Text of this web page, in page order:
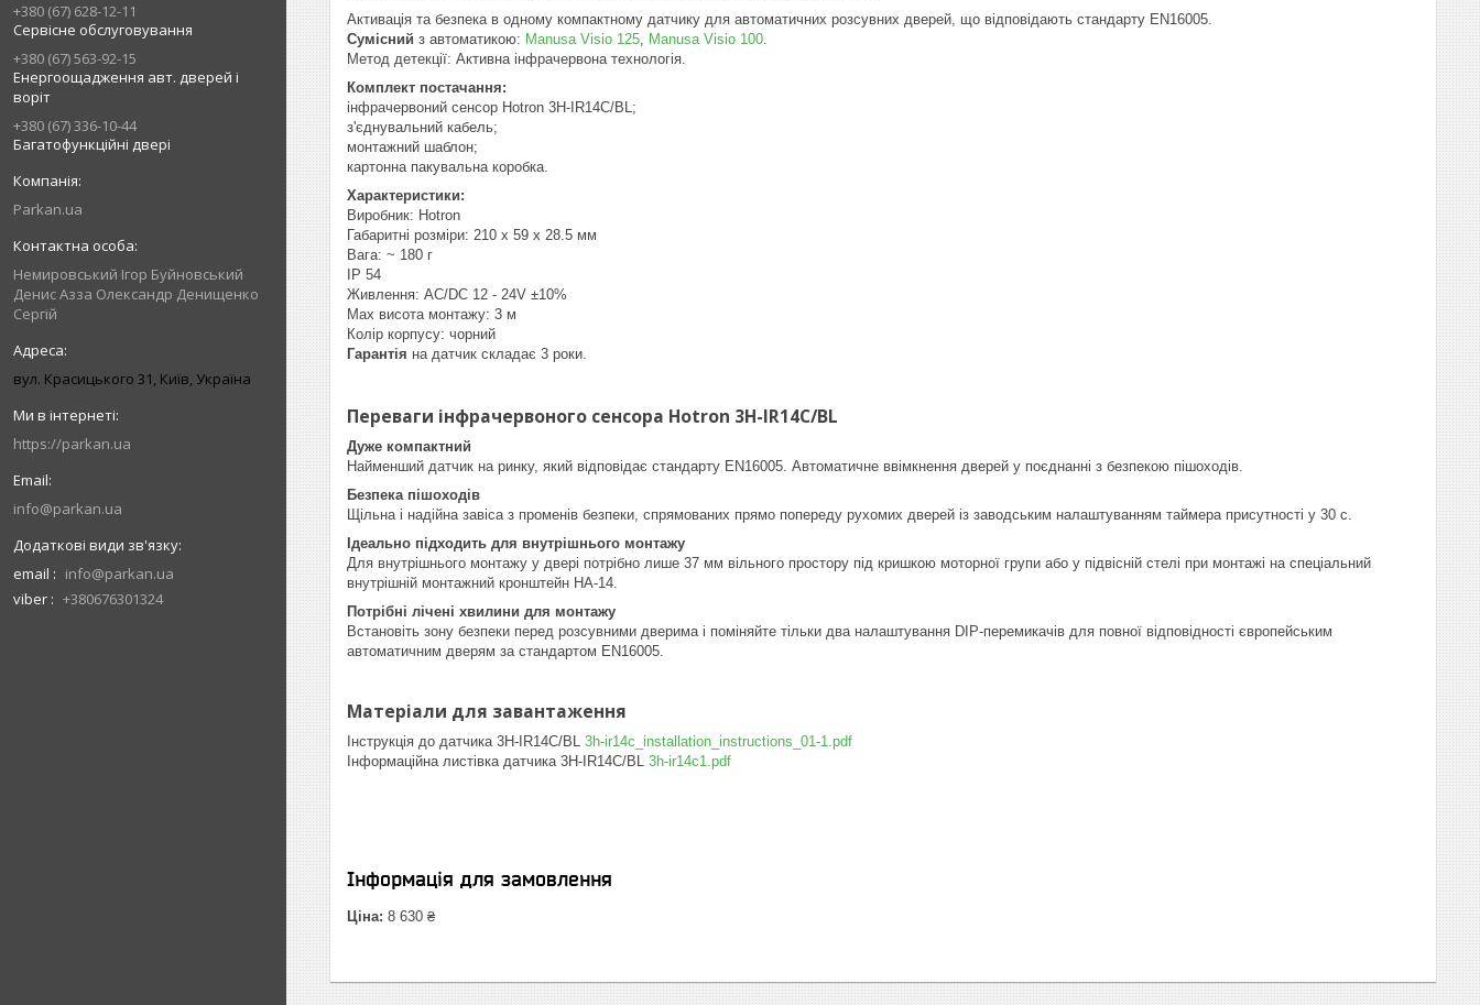
+380 (67) 628-12-11
Сервісне обслуговування
+380 (67) 563-92-15
Енергоощадження авт. дверей і
воріт
+380 (67) 336-10-44
Багатофункційні двері
Parkan.ua
Немировський Ігор Буйновський
Денис Азза Олександр Денищенко
Сергій
вул. Красицького 31, Київ, Україна
https://parkan.ua
info@parkan.ua
email
info@parkan.ua
viber
+380676301324
Активація та безпека в одному компактному датчику для автоматичних розсувних дверей, що відповідають стандарту EN16005.
Сумісний з автоматикою: Manusa Visio 125, Manusa Visio 100.
Метод детекції: Активна інфрачервона технологія.
Комплект постачання:
інфрачервоний сенсор Hotron 3H-IR14C/BL;
з'єднувальний кабель;
монтажний шаблон;
картонна пакувальна коробка.
Характеристики:
Виробник: Hotron
Габаритні розміри: 210 х 59 х 28.5 мм
Вага: ~ 180 г
IP 54
Живлення: AC/DC 12 - 24V ±10%
Max висота монтажу: 3 м
Колір корпусу: чорний
Гарантія на датчик складає 3 роки.
Переваги інфрачервоного сенсора Hotron 3H-IR14C/BL
Дуже компактний
Найменший датчик на ринку, який відповідає стандарту EN16005. Автоматичне ввімкнення дверей у поєднанні з безпекою пішоходів.
Безпека пішоходів
Щільна і надійна завіса з променів безпеки, спрямованих прямо попереду рухомих дверей із заводським налаштуванням таймера присутності у 30 с.
Ідеально підходить для внутрішнього монтажу
Для внутрішнього монтажу у двері потрібно лише 37 мм вільного простору під кришкою моторної групи або у підвісній стелі при монтажі на спеціальний
внутрішній монтажний кронштейн HA-14.
Потрібні лічені хвилини для монтажу
Встановіть зону безпеки перед розсувними дверима і поміняйте тільки два налаштування DIP-перемикачів для повної відповідності європейським
автоматичним дверям за стандартом EN16005.
Матеріали для завантаження
Інструкція до датчика 3H-IR14C/BL 3h-ir14c_installation_instructions_01-1.pdf
Інформаційна листівка датчика 3H-IR14C/BL 3h-ir14c1.pdf
Інформація для замовлення
Ціна: 8 630 ₴